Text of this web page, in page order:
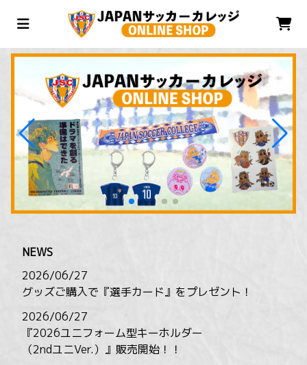
NEWS
2026/06/27
グッズご購入で『選手カード』をプレゼント！
2026/06/27
『2026ユニフォーム型キーホルダー
（2ndユニVer.）』販売開始！！